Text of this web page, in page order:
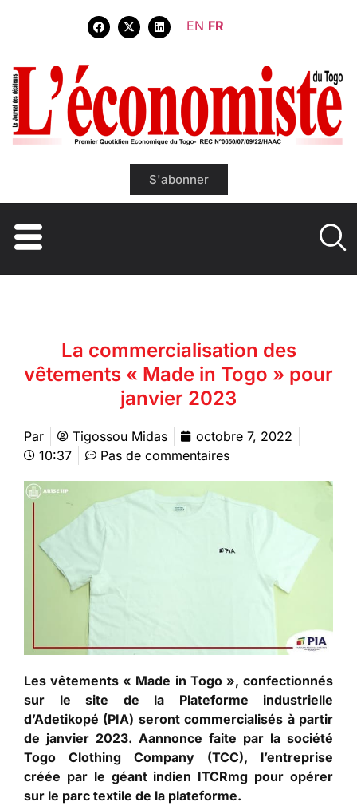
EN FR
S'abonner
La commercialisation des
vêtements « Made in Togo » pour
janvier 2023
Par Tigossou Midas
octobre 7, 2022
10:37
Pas de commentaires
Les vêtements « Made in Togo », confectionnés
sur le site de la Plateforme industrielle
d’Adetikopé (PIA) seront commercialisés à partir
de janvier 2023. Aannonce faite par la société
Togo Clothing Company (TCC), l’entreprise
créée par le géant indien ITCRmg pour opérer
sur le parc textile de la plateforme.